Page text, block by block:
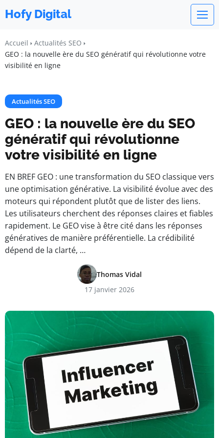
Hofy Digital
Accueil
Actualités SEO
GEO : la nouvelle ère du SEO génératif qui révolutionne votre
visibilité en ligne
Actualités SEO
GEO : la nouvelle ère du SEO
génératif qui révolutionne
votre visibilité en ligne
EN BREF GEO : une transformation du SEO classique vers
une optimisation générative. La visibilité évolue avec des
moteurs qui répondent plutôt que de lister des liens.
Les utilisateurs cherchent des réponses claires et fiables
rapidement. Le GEO vise à être cité dans les réponses
génératives de manière préférentielle. La crédibilité
dépend de la clarté, …
Thomas Vidal
17 janvier 2026